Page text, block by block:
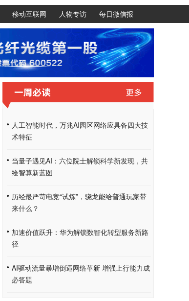
移动互联网 人物专访 每日微信报
人工智能时代，万兆AI园区网络应具备四大技
术特征
当量子遇见AI：六位院士解锁科学新发现，共
绘智算新蓝图
历经最严苛电竞“试炼”，骁龙能给普通玩家带
来什么？
加速价值跃升：华为解锁数智化转型服务新路
径
AI驱动流量暴增倒逼网络革新 增强上行能力成
必答题